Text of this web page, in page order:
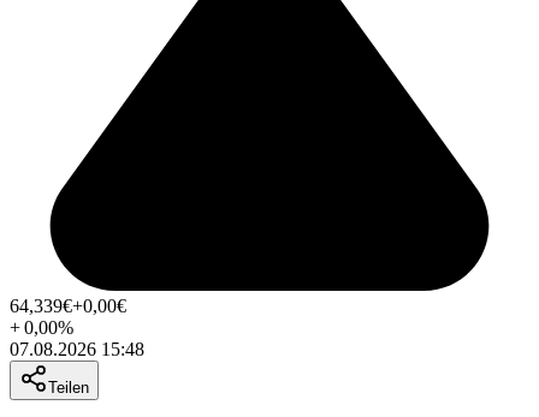
64,339€+0,00€
+0,00%
07.08.2026 15:48
Teilen